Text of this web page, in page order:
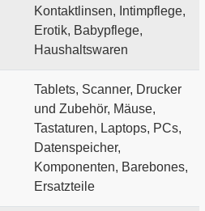
Kontaktlinsen, Intimpflege,
Erotik, Babypflege,
Haushaltswaren
Tablets, Scanner, Drucker
und Zubehör, Mäuse,
Tastaturen, Laptops, PCs,
Datenspeicher,
Komponenten, Barebones,
Ersatzteile